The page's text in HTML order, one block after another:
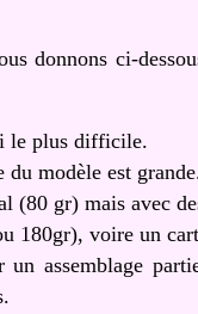
donnons ci-
le plus difficile.
modèle est
(80 gr) mais avec
180gr), voire un
un assemblage